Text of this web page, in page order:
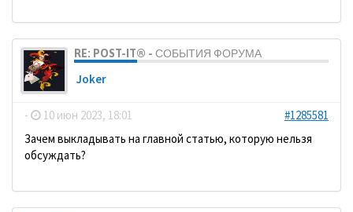
RE: POST-IT® - СОБЫТИЯ ФОРУМА
Joker
- 10 июн 2023, 18:01
#1285581
Зачем выкладывать на главной статью, которую нельзя
обсуждать?